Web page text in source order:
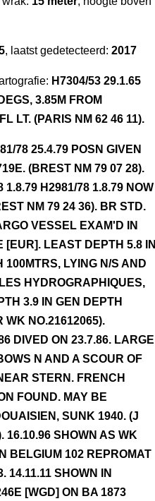
, laatst gedetecteerd: 2017
H7304/53 29.1.65
3.85M FROM
LT. (PARIS NM 62 46 11).
78 25.4.79 POSN GIVEN
(BREST NM 79 07 28).
1.8.79 H2981/78 1.8.79 NOW
NM 79 24 36). BR STD.
VESSEL EXAM'D IN
[EUR]. LEAST DEPTH 5.8 IN
100MTRS, LYING N/S AND
HYDROGRAPHIQUES,
3.9 IN GEN DEPTH
WK NO.21612065).
DIVED ON 23.7.86. LARGE
N AND A SCOUR OF
STERN. FRENCH
FOUND. MAY BE
SUNK 1940. (J
16.10.96 SHOWN AS WK
BELGIUM 102 REPROMAT
14.11.11 SHOWN IN
[WGD] ON BA 1873